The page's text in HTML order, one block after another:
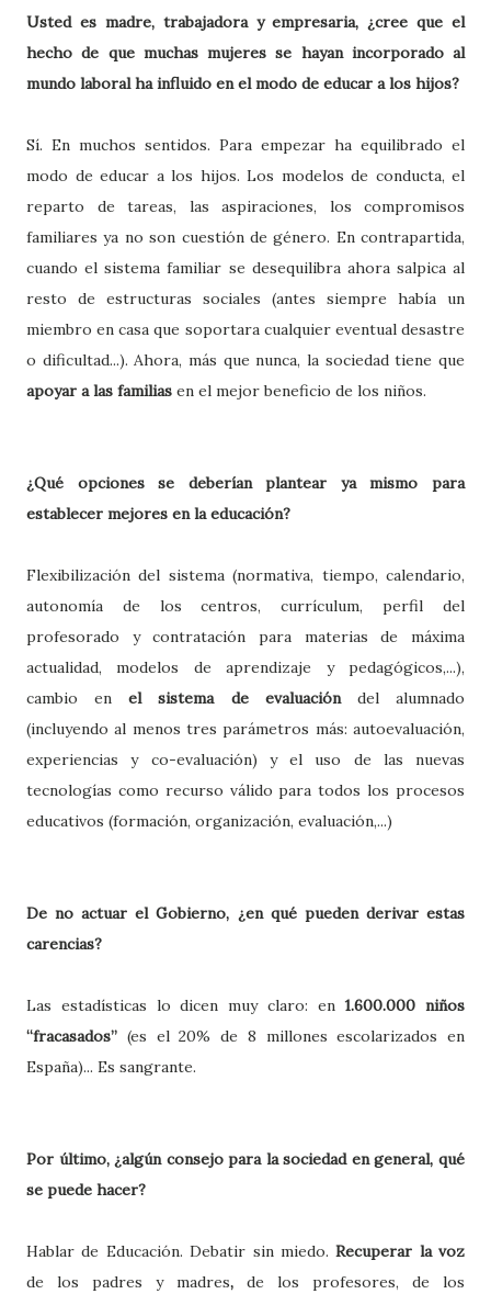
Usted es madre, trabajadora y empresaria, ¿cree que el
hecho de que muchas mujeres se hayan incorporado al
mundo laboral ha influido en el modo de educar a los hijos?
Sí. En muchos sentidos. Para empezar ha equilibrado el
modo de educar a los hijos. Los modelos de conducta, el
reparto de tareas, las aspiraciones, los compromisos
familiares ya no son cuestión de género. En contrapartida,
cuando el sistema familiar se desequilibra ahora salpica al
resto de estructuras sociales (antes siempre había un
miembro en casa que soportara cualquier eventual desastre
o dificultad...). Ahora, más que nunca, la sociedad tiene que
apoyar a las familias en el mejor beneficio de los niños.
¿Qué opciones se deberían plantear ya mismo para
establecer mejores en la educación?
Flexibilización del sistema (normativa, tiempo, calendario,
autonomía de los centros, currículum, perfil del
profesorado y contratación para materias de máxima
actualidad, modelos de aprendizaje y pedagógicos,...),
cambio enel sistema de evaluacióndel alumnado
(incluyendo al menos tres parámetros más: autoevaluación,
experiencias y co-evaluación) y el uso de las nuevas
tecnologías como recurso válido para todos los procesos
educativos (formación, organización, evaluación,...)
De no actuar el Gobierno, ¿en qué pueden derivar estas
carencias?
Las estadísticas lo dicen muy claro: en1.600.000 niños
“fracasados” (es el 20% de 8 millones escolarizados en
España)... Es sangrante.
Por último, ¿algún consejo para la sociedad en general, qué
se puede hacer?
Hablar de Educación. Debatir sin miedo. Recuperar la voz
de los padres y madres, de los profesores, de los